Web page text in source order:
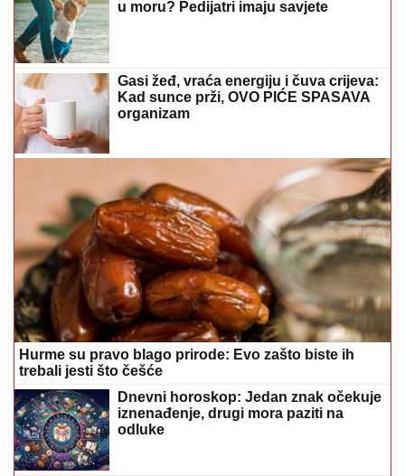
u moru? Pedijatri imaju savjete
Gasi žeđ, vraća energiju i čuva crijeva:
Kad sunce prži, OVO PIĆE SPASAVA
organizam
Hurme su pravo blago prirode: Evo zašto biste ih
trebali jesti što češće
Dnevni horoskop: Jedan znak očekuje
iznenađenje, drugi mora paziti na
odluke